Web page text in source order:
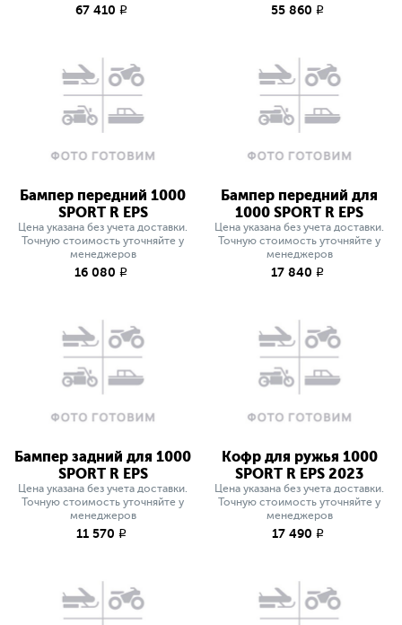
67 410 q 55 860 q
Бампер передний 1000
SPORT R EPS
Цена указана без учета доставки.
Точную стоимость уточняйте у
менеджеров
16 080 q
Бампер передний для
1000 SPORT R EPS
Цена указана без учета доставки.
Точную стоимость уточняйте у
менеджеров
17 840 q
Бампер задний для 1000
SPORT R EPS
Цена указана без учета доставки.
Точную стоимость уточняйте у
менеджеров
11 570 q
Кофр для ружья 1000
SPORT R EPS 2023
Цена указана без учета доставки.
Точную стоимость уточняйте у
менеджеров
17 490 q